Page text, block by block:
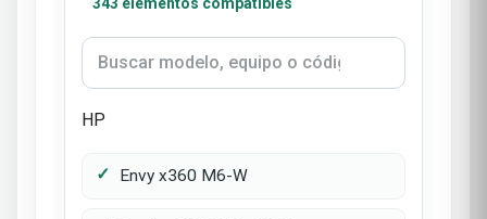
HP
Envy x360 M6-W